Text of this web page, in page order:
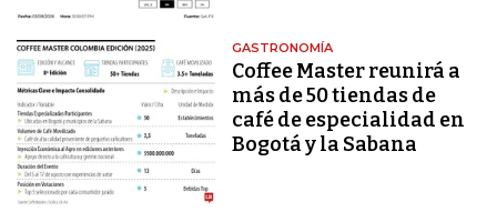
GASTRONOMÍA
Coffee Master reunirá a
más de 50 tiendas de
café de especialidad en
Bogotá y la Sabana